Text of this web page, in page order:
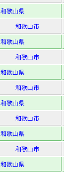
和歌山県
和歌山市
和歌山県
和歌山市
和歌山県
和歌山市
和歌山県
和歌山市
和歌山県
和歌山市
和歌山県